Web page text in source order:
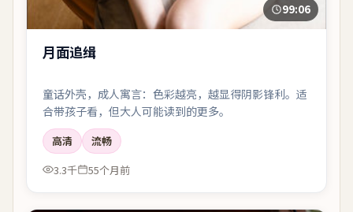
99:06
月面追缉
童话外壳，成人寓言：色彩越亮，越显得阴影锋利。适
合带孩子看，但大人可能读到的更多。
高清
流畅
3.3千
55个月前